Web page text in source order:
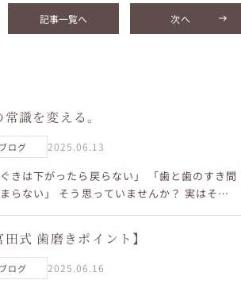
記事一覧へ 次へ
常識を変える。
ブログ 2025.06.13
ぐきは下がったら戻らない」 「歯と歯のすき間
らない」 そう思っていませんか？ 実はそ
改...
田式 歯磨きポイント】
ブログ 2025.06.16